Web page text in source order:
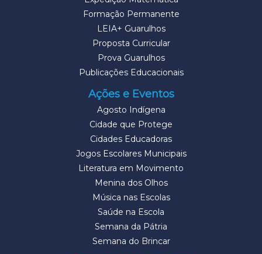
Formação Permanente
LEIA+ Guarulhos
Proposta Curricular
Prova Guarulhos
Publicações Educacionais
Ações e Eventos
Agosto Indígena
Cidade que Protege
Cidades Educadoras
Jogos Escolares Municipais
Literatura em Movimento
Menina dos Olhos
Música nas Escolas
Saúde na Escola
Semana da Pátria
Semana do Brincar